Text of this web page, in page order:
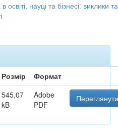
освіті, науці та бізнесі: виклики та
Розмір
Формат
545,07
kB
Adobe
PDF